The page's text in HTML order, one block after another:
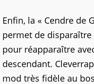
Enfin, la « Cendre de
permet de
pour réapparaître
descendant.
mod très fidèle au